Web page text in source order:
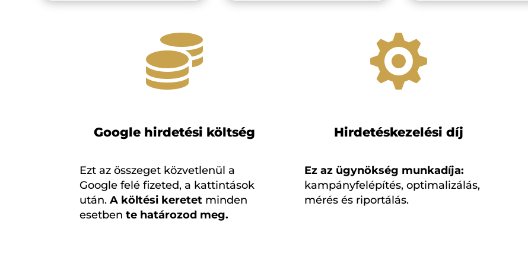

Google hirdetési költség
Ezt az összeget közvetlenül a
Google felé fizeted, a kattintások
után.A költési keretet minden
esetbente határozod meg.

Hirdetéskezelési díj
Ez az ügynökség munkadíja:
kampányfelépítés, optimalizálás,
mérés és riportálás.